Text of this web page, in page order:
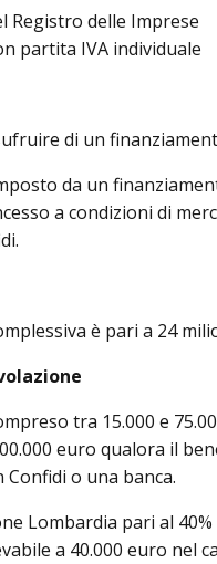
Registro delle Imprese
partita IVA individuale
di un
da un
a condizioni di
è pari a 24
tra 15.000 e
euro qualora il
o una banca.
Lombardia pari al
a 40.000 euro nel